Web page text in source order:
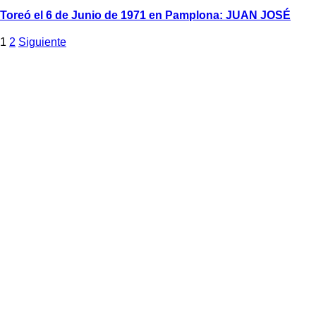
Toreó el 6 de Junio de 1971 en Pamplona: JUAN JOSÉ
1 2 Siguiente